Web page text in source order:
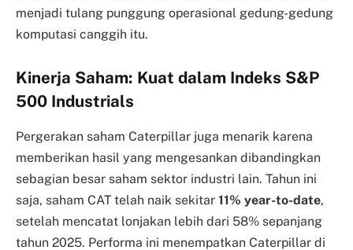
menjadi tulang punggung operasional gedung-gedung
komputasi canggih itu.
Kinerja Saham: Kuat dalam Indeks S&P
500 Industrials
Pergerakan saham Caterpillar juga menarik karena
memberikan hasil yang mengesankan dibandingkan
sebagian besar saham sektor industri lain. Tahun ini
saja, saham CAT telah naik sekitar 11% year-to-date,
setelah mencatat lonjakan lebih dari 58% sepanjang
tahun 2025. Performa ini menempatkan Caterpillar di